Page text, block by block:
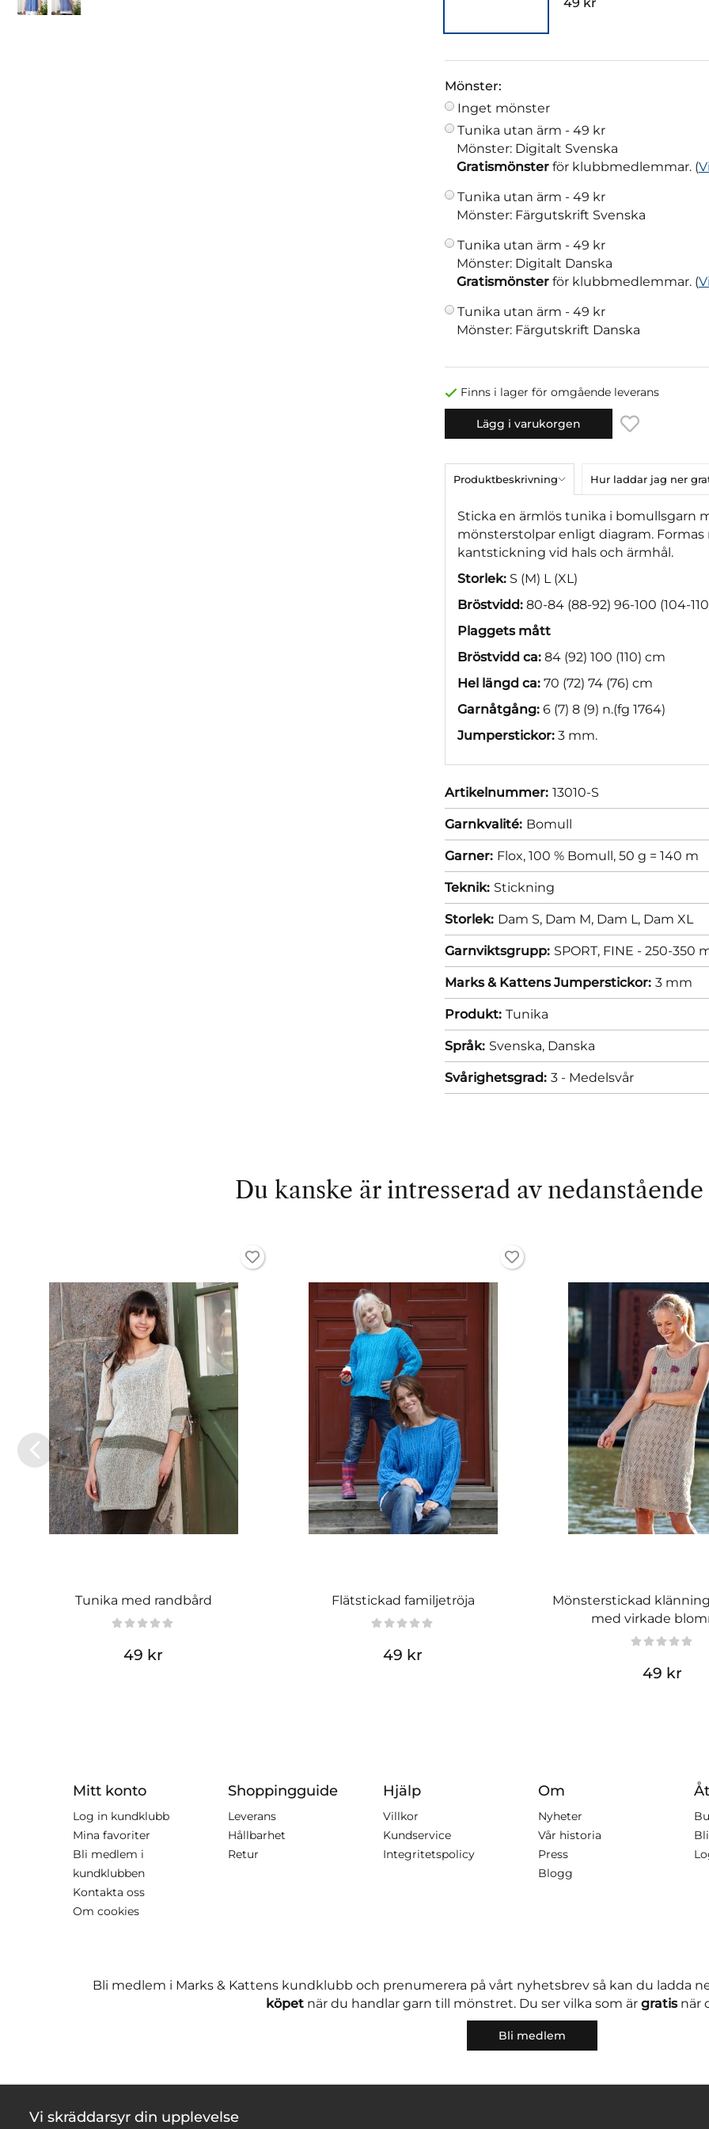
Mönster:
Inget mönster
Tunika utan ärm - 49 kr
Mönster: Digitalt Svenska
Gratismönster för klubbmedlemmar. (
Tunika utan ärm - 49 kr
Mönster: Färgutskrift Svenska
Tunika utan ärm - 49 kr
Mönster: Digitalt Danska
Gratismönster för klubbmedlemmar. (
Tunika utan ärm - 49 kr
Mönster: Färgutskrift Danska
Finns i lager för omgående leverans
Lägg i varukorgen
Produktbeskrivning Hur laddar jag ner
Sticka en ärmlös tunika i bomullsgarn
mönsterstolpar enligt diagram.
kantstickning vid hals och ärmhål.
Storlek: S (M) L (XL)
Bröstvidd: 80-84 (88-92) 96-100 (104-
Plaggets mått
Bröstvidd ca: 84 (92) 100 (110) cm
Hel längd ca: 70 (72) 74 (76) cm
Garnåtgång: 6 (7) 8 (9) n.(fg 1764)
Jumperstickor: 3 mm.
Artikelnummer: 13010-S
Garnkvalité: Bomull
Garner: Flox, 100 % Bomull, 50 g = 140 m
Teknik: Stickning
Storlek: Dam S, Dam M, Dam L, Dam XL
Garnviktsgrupp: SPORT, FINE - 250-350
Marks & Kattens Jumperstickor: 3 mm
Produkt: Tunika
Språk: Svenska, Danska
Svårighetsgrad: 3 - Medelsvår
Du kanske är intresserad av
Tunika med randbård
49 kr
Flätstickad familjetröja
49 kr
Mönsterstickad
med virkade
49 kr
Mitt konto
Log in kundklubb
Mina favoriter
Bli medlem i
kundklubben
Kontakta oss
Om cookies
Shoppingguide
Leverans
Hållbarhet
Retur
Hjälp
Villkor
Kundservice
Integritetspolicy
Om
Nyheter
Vår historia
Press
Blogg
Bli medlem i Marks & Kattens kundklubb och prenumerera på vårt nyhetsbrev så kan du ladda
köpetnär du handlar garn till mönstret. Du ser vilka som är gratisnär
Bli medlem
Vi skräddarsyr din upplevelse